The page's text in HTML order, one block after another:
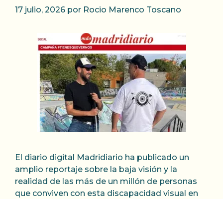
17 julio, 2026 por Rocio Marenco Toscano
El diario digital Madridiario ha publicado un
amplio reportaje sobre la baja visión y la
realidad de las más de un millón de personas
que conviven con esta discapacidad visual en